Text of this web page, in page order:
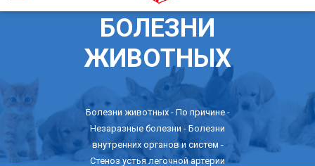
БОЛЕЗНИ
ЖИВОТНЫХ
Болезни животных - По причине-
Незаразные болезни - Болезни
внутренних органов и систем -
Стеноз устья легочной артерии